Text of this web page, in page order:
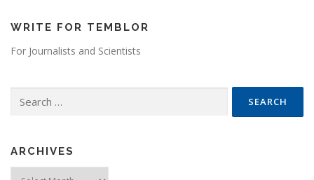
WRITE FOR TEMBLOR
For Journalists and Scientists
ARCHIVES